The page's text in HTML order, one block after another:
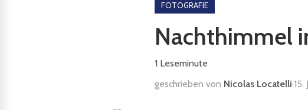
FOTOGRAFIE
Nachthimmel
1 Leseminute
geschrieben von Nicolas Locatelli·15.